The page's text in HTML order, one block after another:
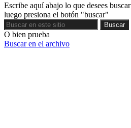
Escribe aquí abajo lo que desees buscar
luego presiona el botón "buscar"
Buscar
Buscar
O bien prueba
Buscar en el archivo